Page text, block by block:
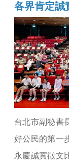
各界肯定
台北市副秘書
好公民的第一
永慶誠實徵文